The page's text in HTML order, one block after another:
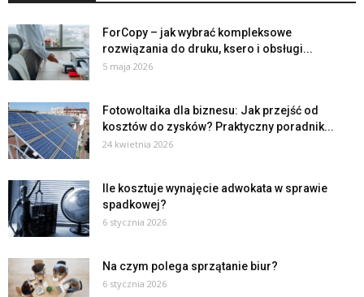
ForCopy – jak wybrać kompleksowe
rozwiązania do druku, ksero i obsługi...
5 maja 2026
Fotowoltaika dla biznesu: Jak przejść od
kosztów do zysków? Praktyczny poradnik...
24 kwietnia 2026
Ile kosztuje wynajęcie adwokata w sprawie
spadkowej?
6 stycznia 2026
Na czym polega sprzątanie biur?
6 stycznia 2026